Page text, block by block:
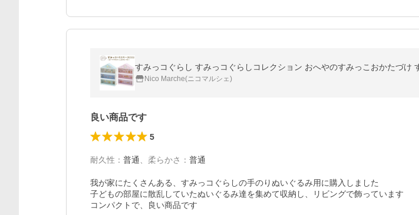
すみっコぐらし すみっコぐらしコレクション おへやのすみっこおかたづ
Nico Marche(ニコマルシェ)
良い商品です
5
耐久性 ： 普通 柔らかさ ： 普通
我が家にたくさんある、すみっコぐらしの手のりぬいぐるみ用に購入しました
子どもの部屋に散乱していたぬいぐるみ達を集めて収納し、リビングで飾っています